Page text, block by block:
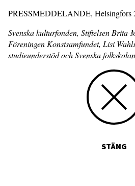
PRESSMEDDELANDE, Helsingfors
Svenska kulturfonden, Stiftelsen Brita-
Föreningen Konstsamfundet, Lisi
studieunderstöd och Svenska
STÄNG